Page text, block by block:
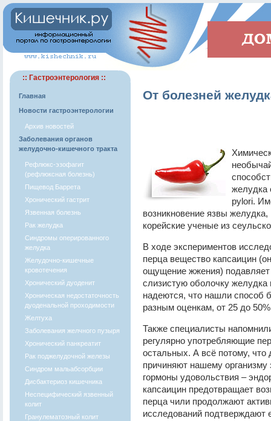
:: Гастроэнтерология ::
Главная
Новости гастроэнтерологии
Архив новостей
Заболевания органов
желудочно-кишечного тракта
Рефлюкс-эзофагит
(рефлюксная болезнь)
Пищевод Баррета
Хронический гастрит
Язвенная болезнь
Рак желудка
Синдромы оперированного
желудка
Желудочно-кишечные
кровотечения
Хронический дуоденит
Хроническая недостаточность
дуоденальной проходимости
Желтуха
Заболевания желчного пузыря
Хронический панкреатит
Рак поджелудочной железы
Синдром мальабсорбции
Дисбактериоз кишечника
Неспецифический язвенный
колит
Гранулематозный колит
От болезней
желудка
pylori.
возникновение язвы
корейские ученые из
В ходе экспериментов
перца вещество капсаицин
ощущение жжения) подавляет
слизистую оболочку
надеются, что нашли способ
разным оценкам, от 25 до
Также специалисты
регулярно употребляющие
остальных. А всё потому,
причиняют нашему организму
гормоны удовольствия –
капсаицин предотвращает
перца чили продолжают
исследований подтверждают